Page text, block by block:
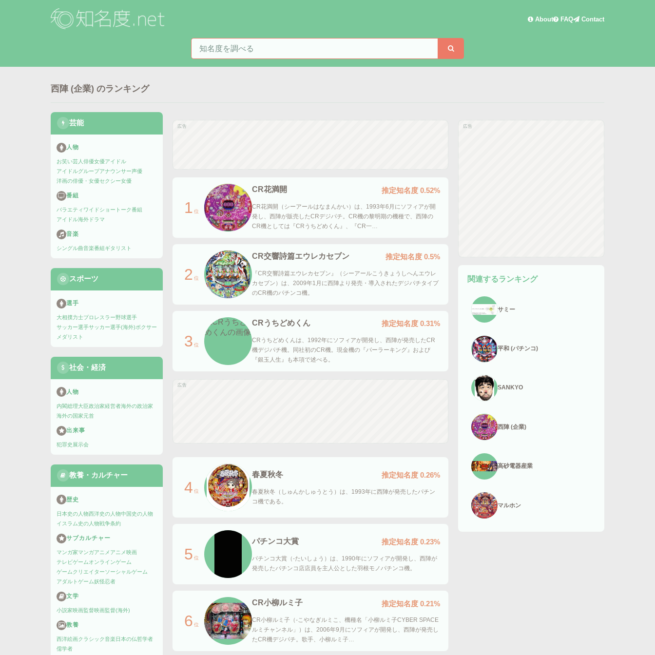
About FAQ Contact
知名度を検索
西陣 (企業) のランキング
芸能
人物
お笑い芸人 俳優女優アイドル
アイドルグループアナウンサー声優
洋画の俳優・女優セクシー女優
番組
バラエティ ワイドショー トーク番組
アイドル海外ドラマ
音楽
シングル曲音楽番組ギタリスト
スポーツ
選手
大相撲力士プロレスラー野球選手
サッカー選手サッカー選手(海外)ボクサー
メダリスト
社会・経済
人物
内閣総理大臣政治家経営者海外の政治家
海外の国家元首
出来事
犯罪史 展示会
教養・カルチャー
歴史
日本史の人物西洋史の人物中国史の人物
イスラム史の人物戦争条約
サブカルチャー
マンガ家マンガアニメ アニメ映画
テレビゲームオンラインゲーム
ゲームクリエイターソーシャルゲーム
アダルトゲーム妖怪忍者
文学
小説家映画監督映画監督(海外)
教養
西洋絵画クラシック音楽 日本の仏哲学者
儒学者
広告
1 位
CR花満開 推定知名度 0.52%
CR花満開（シーアールはなまんかい）は、1993年6月にソフィアが開
発し、西陣が販売したCRデジパチ。CR機の黎明期の機種で、西陣の
CR機としては『CRうちどめくん』、『CR一…
2 位
CR交響詩篇エウレカセブン 推定知名度 0.5%
『CR交響詩篇エウレカセブン』（シーアールこうきょうしへんエウレ
カセブン）は、2009年1月に西陣より発売・導入されたデジパチタイプ
のCR機のパチンコ機。
3 位
CRうちどめくん 推定知名度 0.31%
CRうちどめくんは、1992年にソフィアが開発し、西陣が発売したCR
機デジパチ機。同社初のCR機。現金機の『パーラーキング』および
『銀玉人生』も本項で述べる。
広告
4 位
春夏秋冬 推定知名度 0.26%
春夏秋冬（しゅんかしゅうとう）は、1993年に西陣が発売したパチン
コ機である。
5 位
パチンコ大賞 推定知名度 0.23%
パチンコ大賞（-たいしょう）は、1990年にソフィアが開発し、西陣が
発売したパチンコ店店員を主人公とした羽根モノパチンコ機。
6 位
CR小柳ルミ子 推定知名度 0.21%
CR小柳ルミ子（-こやなぎルミこ、機種名「小柳ルミ子CYBER SPACE
ルミチャンネル」）は、2006年9月にソフィアが開発し、西陣が発売し
たCR機デジパチ。歌手、小柳ルミ子…
広告
関連するランキング
サミー
平和 (パチンコ)
SANKYO
西陣 (企業)
高砂電器産業
マルホン